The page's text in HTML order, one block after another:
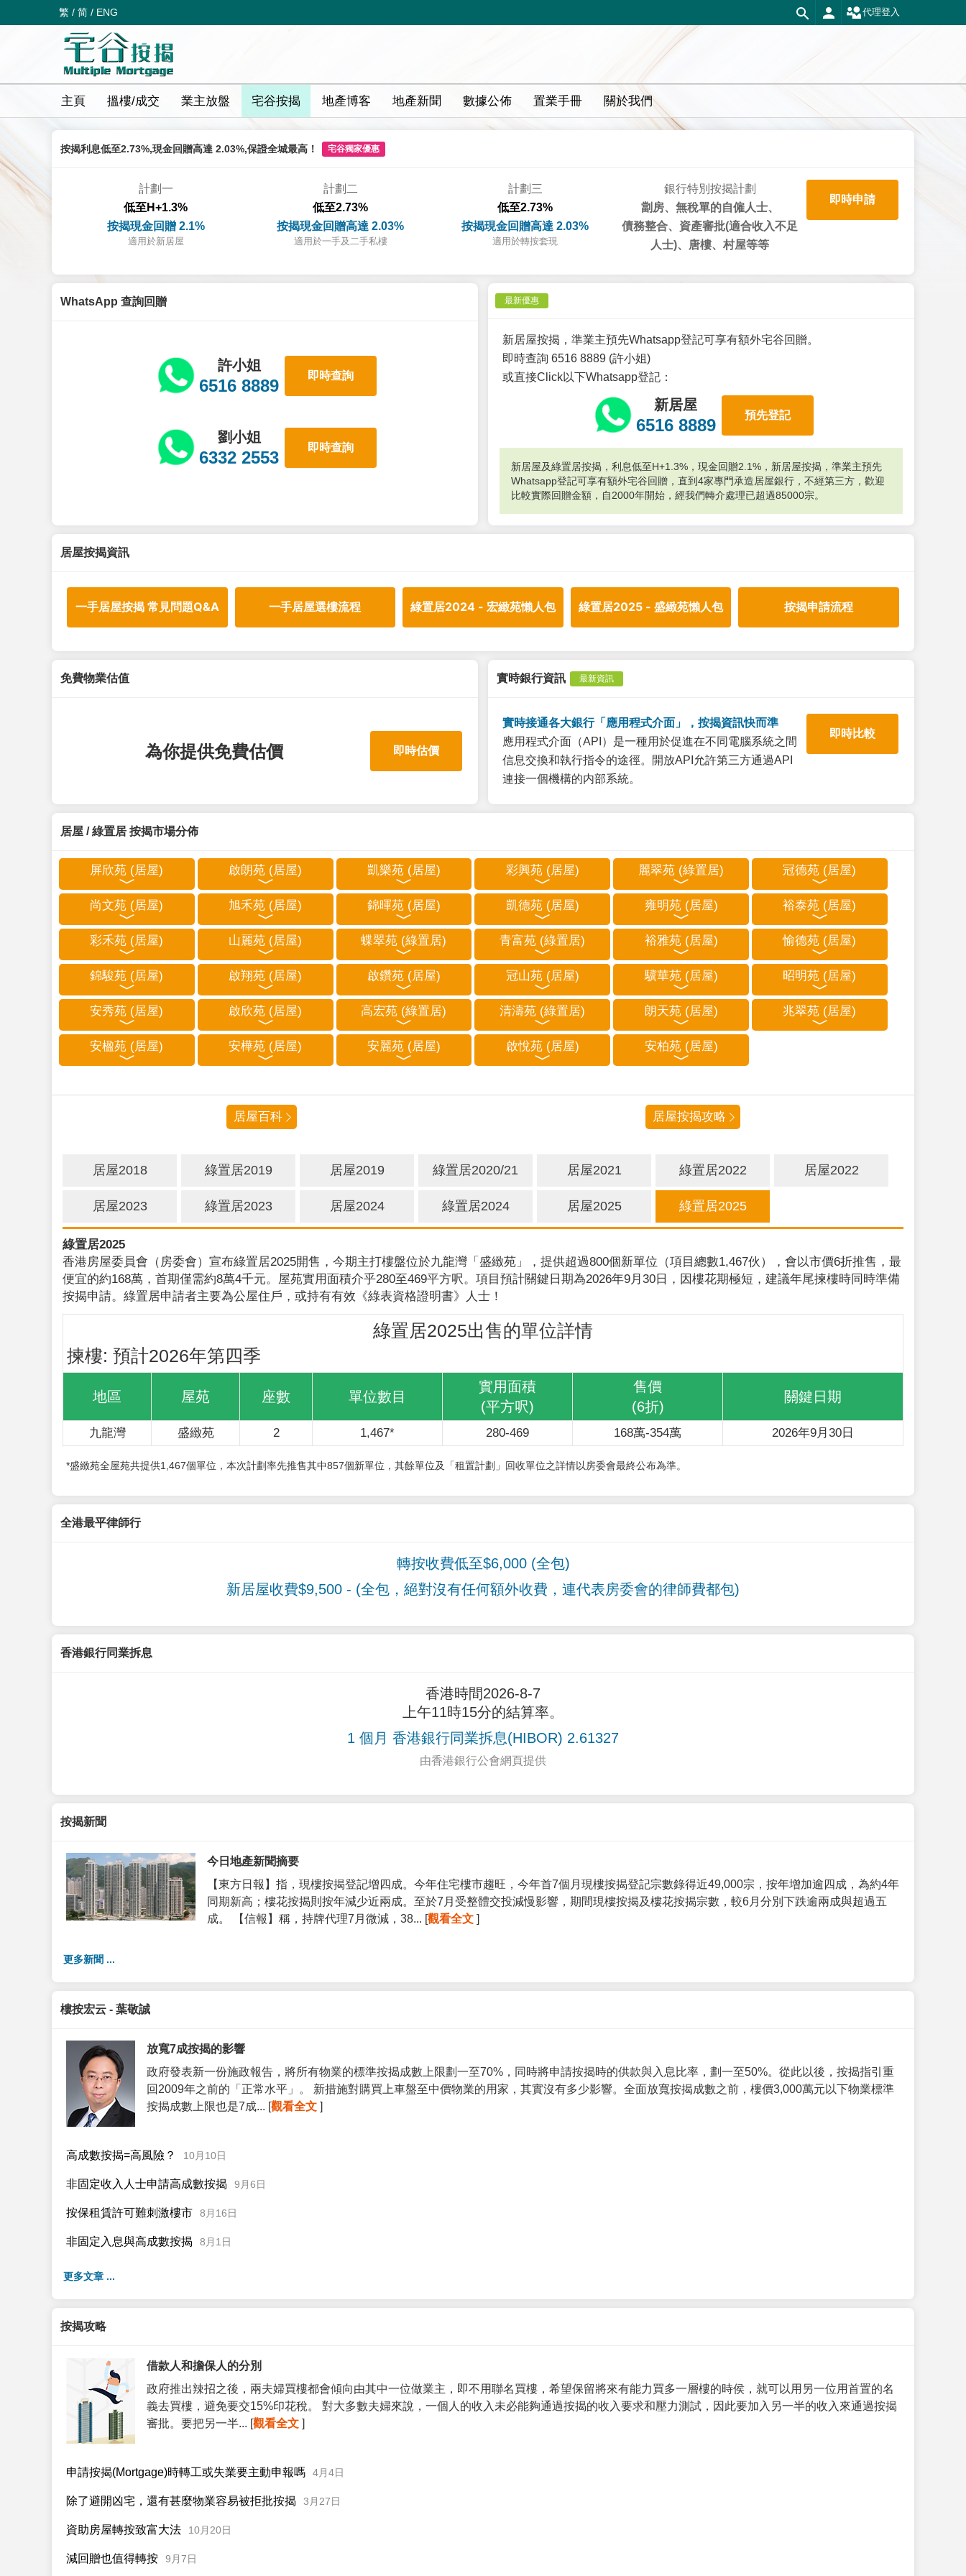
繁 / 简 / ENG 代理登入
主頁 搵樓/成交 業主放盤 宅谷按揭 地產博客 地產新聞 數據公佈 置業手冊 關於我們
按揭利息低至2.73%,現金回贈高達 2.03%,保證全城最高！ 宅谷獨家優惠
計劃一
低至H+1.3%
按揭現金回贈 2.1%
適用於新居屋
計劃二
低至2.73%
按揭現金回贈高達 2.03%
適用於一手及二手私樓
計劃三
低至2.73%
按揭現金回贈高達 2.03%
適用於轉按套現
銀行特別按揭計劃
劏房、無稅單的自僱人士、
債務整合、資產審批(適合收入不足
人士)、唐樓、村屋等等
即時申請
WhatsApp 查詢回贈
許小姐
6516 8889
即時查詢
劉小姐
6332 2553
即時查詢
最新優惠
新居屋按揭，準業主預先Whatsapp登記可享有額外宅谷回贈。
即時查詢 6516 8889 (許小姐)
或直接Click以下Whatsapp登記：
新居屋
6516 8889
預先登記
新居屋及綠置居按揭，利息低至H+1.3%，現金回贈2.1%，新居屋按揭，準業主預先
Whatsapp登記可享有額外宅谷回贈，直到4家專門承造居屋銀行，不經第三方，歡迎
比較實際回贈金額，自2000年開始，經我們轉介處理已超過85000宗。
居屋按揭資訊
一手居屋按揭 常見問題Q&A 一手居屋選樓流程 綠置居2024 - 宏緻苑懶人包 綠置居2025 - 盛緻苑懶人包 按揭申請流程
免費物業估值
為你提供免費估價 即時估價
實時銀行資訊 最新資訊
實時接通各大銀行「應用程式介面」，按揭資訊快而準
應用程式介面（API）是一種用於促進在不同電腦系統之間
信息交換和執行指令的途徑。開放API允許第三方通過API
連接一個機構的内部系統。
即時比較
居屋 / 綠置居 按揭市場分佈
屏欣苑 (居屋) 啟朗苑 (居屋) 凱樂苑 (居屋) 彩興苑 (居屋) 麗翠苑 (綠置居) 冠德苑 (居屋)
尚文苑 (居屋) 旭禾苑 (居屋) 錦暉苑 (居屋) 凱德苑 (居屋) 雍明苑 (居屋) 裕泰苑 (居屋)
彩禾苑 (居屋) 山麗苑 (居屋) 蝶翠苑 (綠置居) 青富苑 (綠置居) 裕雅苑 (居屋) 愉德苑 (居屋)
錦駿苑 (居屋) 啟翔苑 (居屋) 啟鑽苑 (居屋) 冠山苑 (居屋) 驥華苑 (居屋) 昭明苑 (居屋)
安秀苑 (居屋) 啟欣苑 (居屋) 高宏苑 (綠置居) 清濤苑 (綠置居) 朗天苑 (居屋) 兆翠苑 (居屋)
安楹苑 (居屋) 安樺苑 (居屋) 安麗苑 (居屋) 啟悅苑 (居屋) 安柏苑 (居屋)
居屋百科 居屋按揭攻略
居屋2018 綠置居2019 居屋2019 綠置居2020/21 居屋2021 綠置居2022 居屋2022
居屋2023 綠置居2023 居屋2024 綠置居2024 居屋2025 綠置居2025
綠置居2025
香港房屋委員會（房委會）宣布綠置居2025開售，今期主打樓盤位於九龍灣「盛緻苑」，提供超過800個新單位（項目總數1,467伙），會以市價6折推售，最
便宜的約168萬，首期僅需約8萬4千元。屋苑實用面積介乎280至469平方呎。項目預計關鍵日期為2026年9月30日，因樓花期極短，建議年尾揀樓時同時準備
按揭申請。綠置居申請者主要為公屋住戶，或持有有效《綠表資格證明書》人士！
綠置居2025出售的單位詳情
揀樓: 預計2026年第四季
地區 屋苑 座數 單位數目
實用面積
(平方呎)
售價
(6折)
關鍵日期
九龍灣 盛緻苑 2 1,467* 280-469 168萬-354萬 2026年9月30日
*盛緻苑全屋苑共提供1,467個單位，本次計劃率先推售其中857個新單位，其餘單位及「租置計劃」回收單位之詳情以房委會最終公布為準。
全港最平律師行
轉按收費低至$6,000 (全包)
新居屋收費$9,500 - (全包，絕對沒有任何額外收費，連代表房委會的律師費都包)
香港銀行同業拆息
香港時間2026-8-7
上午11時15分的結算率。
1 個月 香港銀行同業拆息(HIBOR) 2.61327
由香港銀行公會網頁提供
按揭新聞
今日地產新聞摘要
【東方日報】指，現樓按揭登記增四成。今年住宅樓市趨旺，今年首7個月現樓按揭登記宗數錄得近49,000宗，按年增加逾四成，為約4年
同期新高；樓花按揭則按年減少近兩成。至於7月受整體交投減慢影響，期間現樓按揭及樓花按揭宗數，較6月分別下跌逾兩成與超過五
成。 【信報】稱，持牌代理7月微減，38... [觀看全文 ]
更多新聞 ...
樓按宏云 - 葉敬誠
放寬7成按揭的影響
政府發表新一份施政報告，將所有物業的標準按揭成數上限劃一至70%，同時將申請按揭時的供款與入息比率，劃一至50%。從此以後，按揭指引重
回2009年之前的「正常水平」。 新措施對購買上車盤至中價物業的用家，其實沒有多少影響。全面放寬按揭成數之前，樓價3,000萬元以下物業標準
按揭成數上限也是7成... [觀看全文 ]
高成數按揭=高風險？ 10月10日
非固定收入人士申請高成數按揭 9月6日
按保租賃許可難刺激樓市 8月16日
非固定入息與高成數按揭 8月1日
更多文章 ...
按揭攻略
借款人和擔保人的分別
政府推出辣招之後，兩夫婦買樓都會傾向由其中一位做業主，即不用聯名買樓，希望保留將來有能力買多一層樓的時侯，就可以用另一位用首置的名
義去買樓，避免要交15%印花稅。 對大多數夫婦來說，一個人的收入未必能夠通過按揭的收入要求和壓力測試，因此要加入另一半的收入來通過按揭
審批。要把另一半... [觀看全文 ]
申請按揭(Mortgage)時轉工或失業要主動申報嗎 4月4日
除了避開凶宅，還有甚麼物業容易被拒批按揭 3月27日
資助房屋轉按致富大法 10月20日
減回贈也值得轉按 9月7日